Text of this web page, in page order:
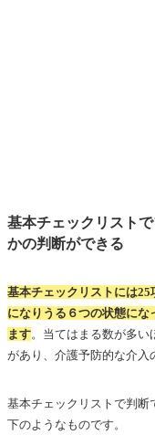
基本チェックリスト
かの判断ができる
基本チェックリストには
になりうる６つの状態に
ます。当てはまる数が多
があり、介護予防的な介入
基本チェックリストで判断
下のようなものです。